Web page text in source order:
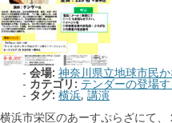
会場: 神奈川県立地球市民
カテゴリ: テンダーの登場
タグ: 横浜,講演
横浜市栄区のあーすぷらざにて